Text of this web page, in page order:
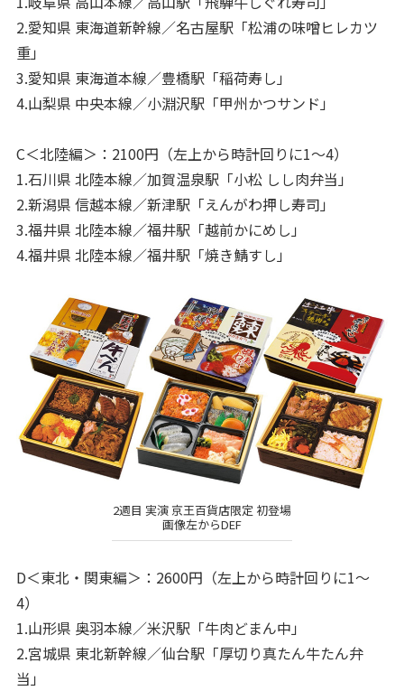
2.愛知県 東海道新幹線／名古屋駅「松浦の味噌ヒレカツ
重」
3.愛知県 東海道本線／豊橋駅「稲荷寿し」
4.山梨県 中央本線／小淵沢駅「甲州かつサンド」
C＜北陸編＞：2100円（左上から時計回りに1～4）
1.石川県 北陸本線／加賀温泉駅「小松 しし肉弁当」
2.新潟県 信越本線／新津駅「えんがわ押し寿司」
3.福井県 北陸本線／福井駅「越前かにめし」
4.福井県 北陸本線／福井駅「焼き鯖すし」
2週目 実演 京王百貨店限定 初登場
画像左からDEF
D＜東北・関東編＞：2600円（左上から時計回りに1～
4）
1.山形県 奥羽本線／米沢駅「牛肉どまん中」
2.宮城県 東北新幹線／仙台駅「厚切り真たん牛たん弁
当」